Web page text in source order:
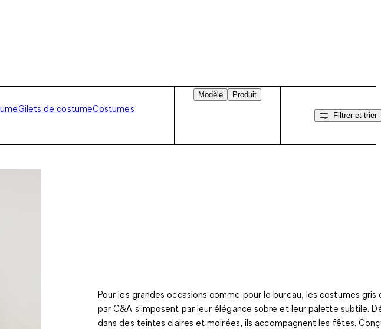
Gilets de costumeCostumes
Modèle Produit
Filtrer et trier
Pour les grandes occasions comme pour le bureau, les costumes gris
par C&A s'imposent par leur élégance sobre et leur palette subtile.
dans des teintes claires et moirées, ils accompagnent les fêtes.